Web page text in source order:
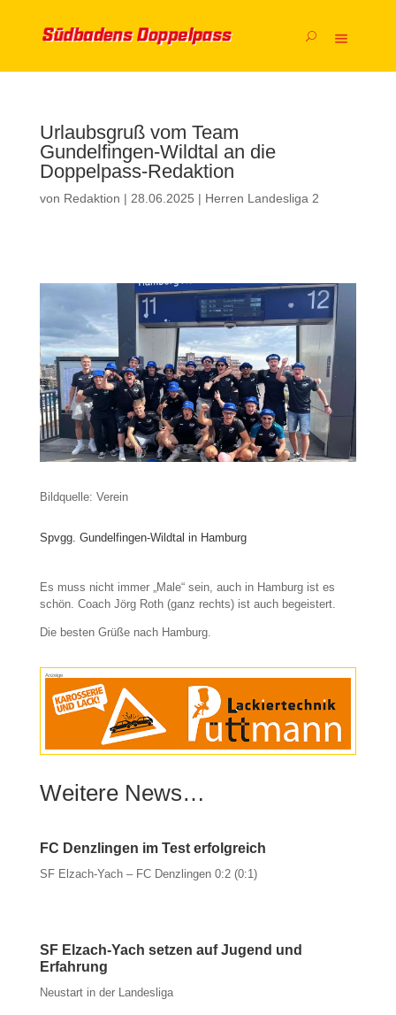
Urlaubsgruß vom Team
Gundelfingen-Wildtal an die
Doppelpass-Redaktion
von Redaktion | 28.06.2025 | Herren Landesliga 2
Bildquelle: Verein
Spvgg. Gundelfingen-Wildtal in Hamburg
Es muss nicht immer „Male“ sein, auch in Hamburg ist es
schön. Coach Jörg Roth (ganz rechts) ist auch begeistert.
Die besten Grüße nach Hamburg.
Anzeige
Weitere News…
FC Denzlingen im Test erfolgreich
SF Elzach-Yach – FC Denzlingen 0:2 (0:1)
SF Elzach-Yach setzen auf Jugend und
Erfahrung
Neustart in der Landesliga